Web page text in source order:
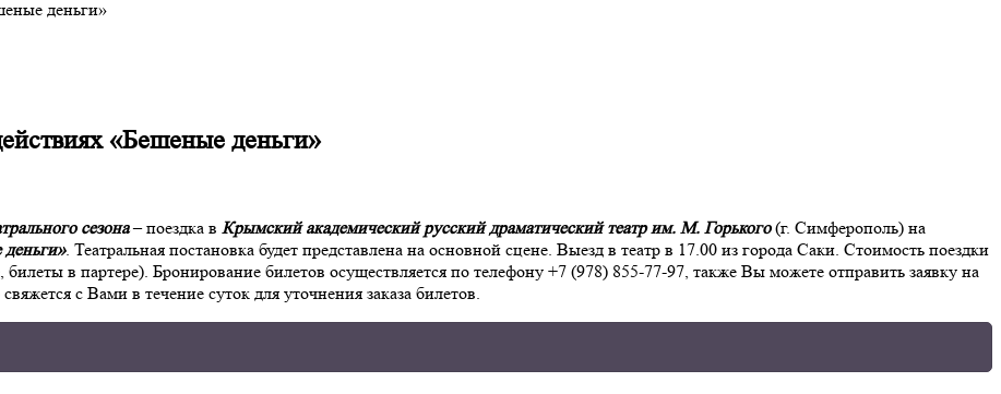
деньги»
«Бешеные деньги»
сезона– поездка в Крымский академический русский драматический театр им. М. Горького(г. Симферополь) на
деньги». Театральная постановка будет представлена на основной сцене. Выезд в театр в 17.00 из города Саки. Стоимость поездки
в партере). Бронирование билетов осуществляется по телефону +7 (978) 855-77-97, также Вы можете отправить заявку на
с Вами в течение суток для уточнения заказа билетов.